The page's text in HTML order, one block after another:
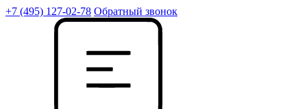
+7 (495) 127-02-78 Обратный звонок